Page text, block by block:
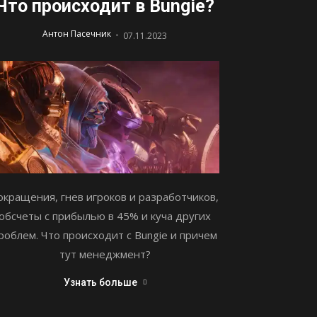
происходит в Bungie?
Антон Пасечник - 07.11.2023
гнев игроков и разработчиков,
с прибылью в 45% и куча других
Что происходит с Bungie и причем
тут менеджмент?
Узнать больше